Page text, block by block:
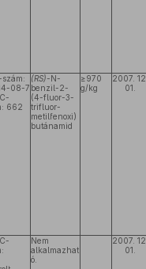
szám:
08-7
662
(RS)-N-
benzil-2-
(4-fluor-3-
trifluor-
metilfenoxi)
butánamid
≥970
g/kg
2007. 12.
01.
Nem
alkalmazhat
ó.
2007. 12.
01.